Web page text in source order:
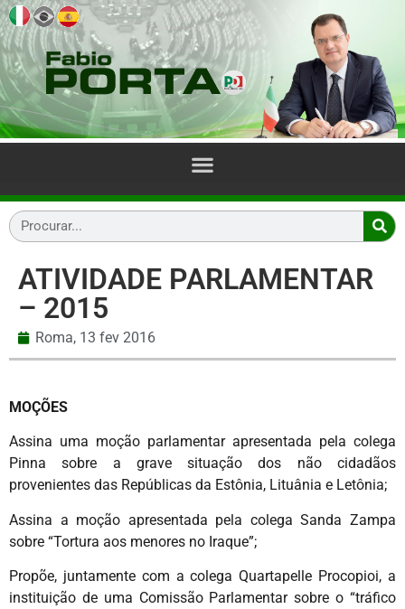
ATIVIDADE PARLAMENTAR
– 2015
Roma, 13 fev 2016
MOÇÕES
Assina uma moção parlamentar apresentada pela colega
Pinna sobre a grave situação dos não cidadãos
provenientes das Repúblicas da Estônia, Lituânia e Letônia;
Assina a moção apresentada pela colega Sanda Zampa
sobre “Tortura aos menores no Iraque”;
Propõe, juntamente com a colega Quartapelle Procopioi, a
instituição de uma Comissão Parlamentar sobre o “tráfico